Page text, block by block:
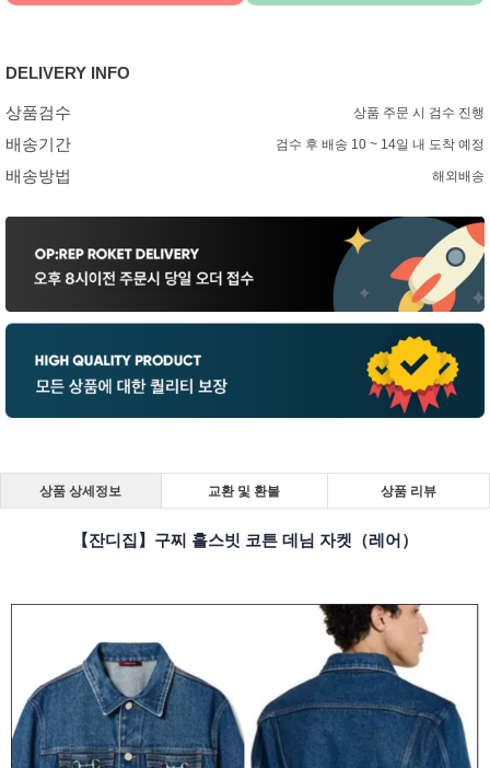
DELIVERY INFO
상품검수 상품 주문 시 검수 진행
배송기간 검수 후 배송 10 ~ 14일 내 도착 예정
배송방법 해외배송
상품 상세정보 교환 및 환불 상품 리뷰
【잔디집】구찌 홀스빗 코튼 데님 자켓（레어）